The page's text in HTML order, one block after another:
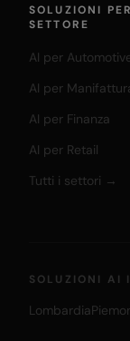
SOLUZIONI PER
SETTORE
AI per
AI per
AI per Finanza
AI per Retail
Tutti i settori →
SOLUZIONI AI
Lombardia